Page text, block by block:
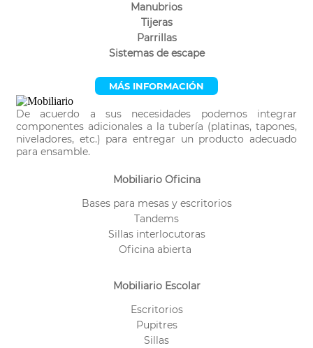
Manubrios
Tijeras
Parrillas
Sistemas de escape
MÁS INFORMACIÓN
De acuerdo a sus necesidades podemos integrar
componentes adicionales a la tubería (platinas, tapones,
niveladores, etc.) para entregar un producto adecuado
para ensamble.
Mobiliario Oficina
Bases para mesas y escritorios
Tandems
Sillas interlocutoras
Oficina abierta
Mobiliario Escolar
Escritorios
Pupitres
Sillas